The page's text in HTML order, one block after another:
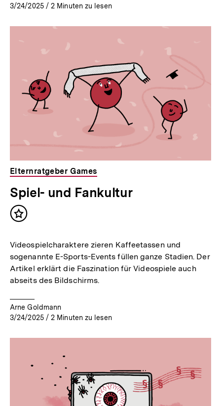
3/24/2025 / 2 Minuten zu lesen
Elternratgeber Games
Spiel- und Fankultur
Inhalt
Videospielcharaktere zieren Kaffeetassen und
sogenannte E-Sports-Events füllen ganze Stadien. Der
Artikel erklärt die Faszination für Videospiele auch
abseits des Bildschirms.
Arne Goldmann
3/24/2025 / 2 Minuten zu lesen